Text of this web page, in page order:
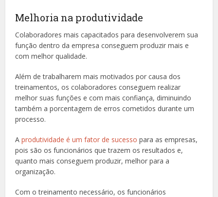
Melhoria na produtividade
Colaboradores mais capacitados para desenvolverem sua
função dentro da empresa conseguem produzir mais e
com melhor qualidade.
Além de trabalharem mais motivados por causa dos
treinamentos, os colaboradores conseguem realizar
melhor suas funções e com mais confiança, diminuindo
também a porcentagem de erros cometidos durante um
processo.
Aprodutividade é um fator de sucesso para as empresas,
pois são os funcionários que trazem os resultados e,
quanto mais conseguem produzir, melhor para a
organização.
Com o treinamento necessário, os funcionários